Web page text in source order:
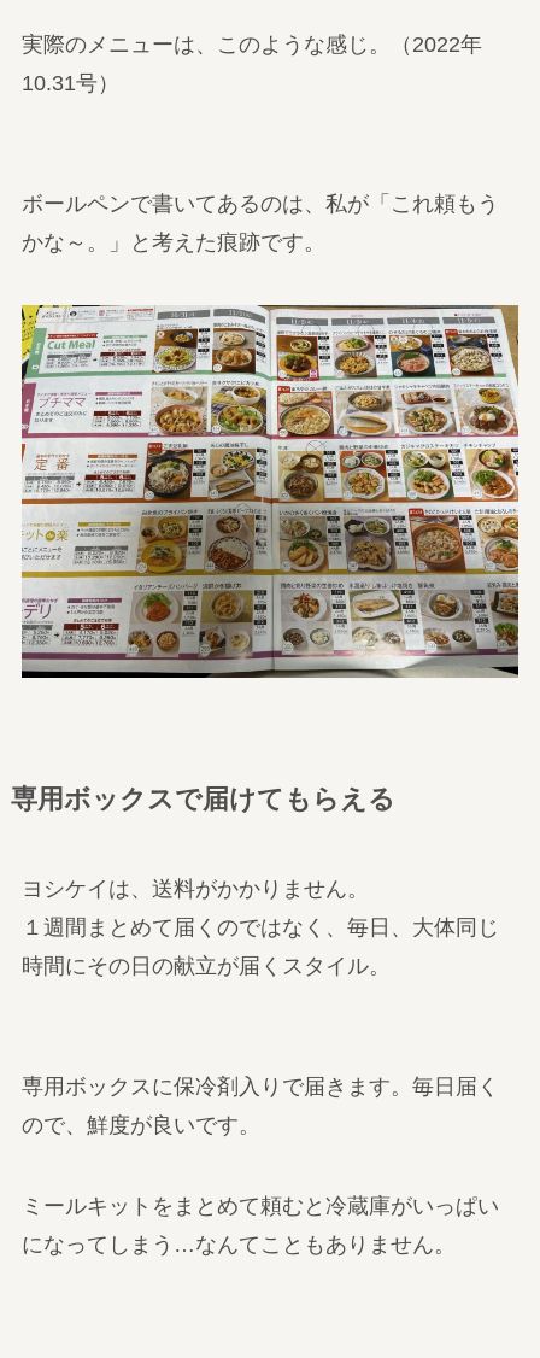
実際のメニューは、このような感じ。（2022年
10.31号）
ボールペンで書いてあるのは、私が「これ頼もう
かな～。」と考えた痕跡です。
専用ボックスで届けてもらえる
ヨシケイは、送料がかかりません。
１週間まとめて届くのではなく、毎日、大体同じ
時間にその日の献立が届くスタイル。
専用ボックスに保冷剤入りで届きます。毎日届く
ので、鮮度が良いです。
ミールキットをまとめて頼むと冷蔵庫がいっぱい
になってしまう…なんてこともありません。